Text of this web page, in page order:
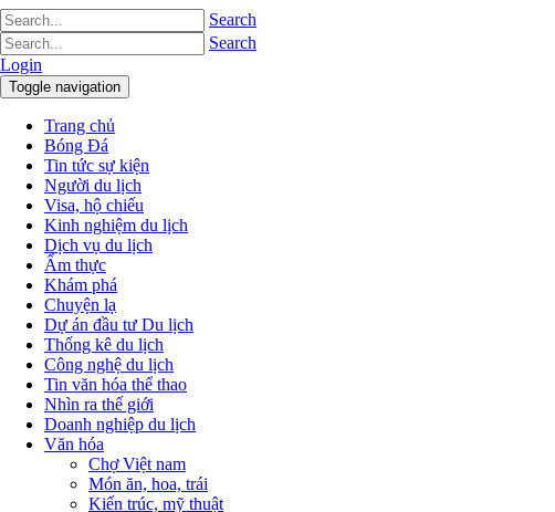
Search
Search
Login
Toggle navigation
Trang chủ
Bóng Đá
Tin tức sự kiện
Người du lịch
Visa, hộ chiếu
Kinh nghiệm du lịch
Dịch vụ du lịch
Ẩm thực
Khám phá
Chuyện lạ
Dự án đầu tư Du lịch
Thống kê du lịch
Công nghệ du lịch
Tin văn hóa thể thao
Nhìn ra thế giới
Doanh nghiệp du lịch
Văn hóa
Chợ Việt nam
Món ăn, hoa, trái
Kiến trúc, mỹ thuật